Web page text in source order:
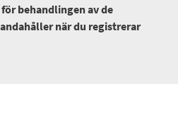
behandlingen av de
när du registrerar